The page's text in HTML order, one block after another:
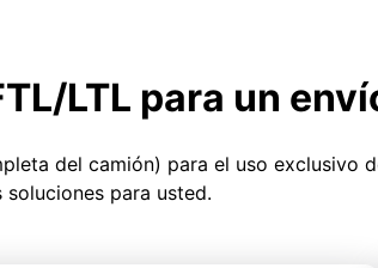
LTL para un
del camión) para el uso
soluciones para usted.